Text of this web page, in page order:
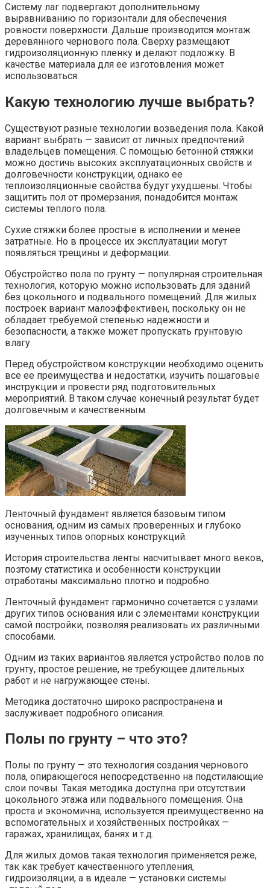
Систему лаг подвергают дополнительному
выравниванию по горизонтали для обеспечения
ровности поверхности. Дальше производится монтаж
деревянного чернового пола. Сверху размещают
гидроизоляционную пленку и делают подложку. В
качестве материала для ее изготовления может
использоваться:
Какую технологию лучше выбрать?
Существуют разные технологии возведения пола. Какой
вариант выбрать — зависит от личных предпочтений
владельцев помещения. С помощью бетонной стяжки
можно достичь высоких эксплуатационных свойств и
долговечности конструкции, однако ее
теплоизоляционные свойства будут ухудшены. Чтобы
защитить пол от промерзания, понадобится монтаж
системы теплого пола.
Сухие стяжки более простые в исполнении и менее
затратные. Но в процессе их эксплуатации могут
появляться трещины и деформации.
Обустройство пола по грунту — популярная строительная
технология, которую можно использовать для зданий
без цокольного и подвального помещений. Для жилых
построек вариант малоэффективен, поскольку он не
обладает требуемой степенью надежности и
безопасности, а также может пропускать грунтовую
влагу.
Перед обустройством конструкции необходимо оценить
все ее преимущества и недостатки, изучить пошаговые
инструкции и провести ряд подготовительных
мероприятий. В таком случае конечный результат будет
долговечным и качественным.
Ленточный фундамент является базовым типом
основания, одним из самых проверенных и глубоко
изученных типов опорных конструкций.
История строительства ленты насчитывает много веков,
поэтому статистика и особенности конструкции
отработаны максимально плотно и подробно.
Ленточный фундамент гармонично сочетается с узлами
других типов основания или с элементами конструкции
самой постройки, позволяя реализовать их различными
способами.
Одним из таких вариантов является устройство полов по
грунту, простое решение, не требующее длительных
работ и не нагружающее стены.
Методика достаточно широко распространена и
заслуживает подробного описания.
Полы по грунту – что это?
Полы по грунту — это технология создания чернового
пола, опирающегося непосредственно на подстилающие
слои почвы. Такая методика доступна при отсутствии
цокольного этажа или подвального помещения. Она
проста и экономична, используется преимущественно на
вспомогательных и хозяйственных постройках —
гаражах, хранилищах, банях и т.д.
Для жилых домов такая технология применяется реже,
так как требует качественного утепления,
гидроизоляции, а в идеале — установки системы